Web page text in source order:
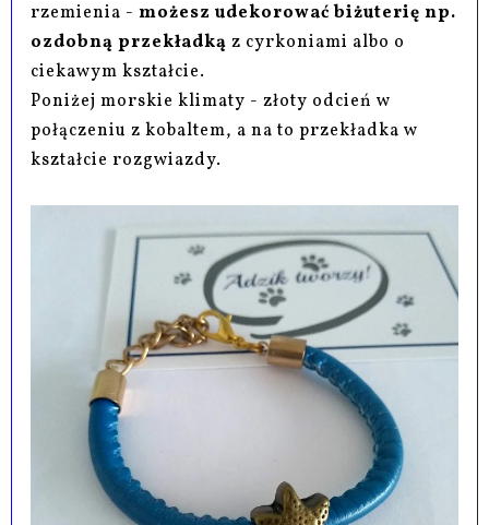
rzemienia -możesz udekorować biżuterię np.
ozdobną przekładką z cyrkoniami albo o
ciekawym kształcie.
Poniżej morskie klimaty - złoty odcień w
połączeniu z kobaltem, a na to przekładka w
kształcie rozgwiazdy.